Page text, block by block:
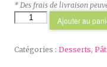
* Des frais de livraison
quantité
aux
Ajouter au
Catégories : Desserts,